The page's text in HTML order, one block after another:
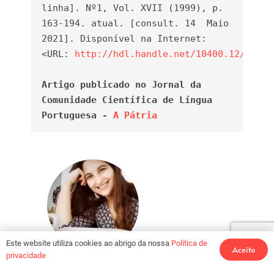
linha]. Nº1, Vol. XVII (1999), p.
163-194. atual. [consult. 14  Maio
2021]. Disponível na Internet:
<URL: http://hdl.handle.net/10400.12/5867
Artigo publicado no Jornal da
Comunidade Científica de Língua
Portuguesa - A Pátria
Este website utiliza cookies ao abrigo da nossa Política de
privacidade
Aceito